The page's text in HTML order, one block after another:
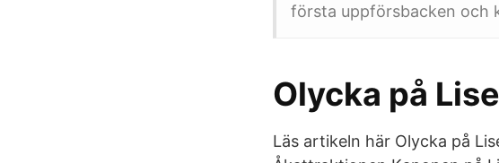
första uppförsbacken och
Olycka på
Läs artikeln här Olycka på